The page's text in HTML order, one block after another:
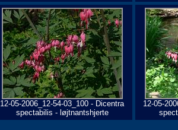
12-05-2006_12-54-03_100 - Dicentra
spectabilis - løjtnantshjerte
12-05-